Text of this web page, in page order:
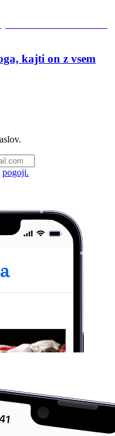
kajti on z vsem
pogoji.